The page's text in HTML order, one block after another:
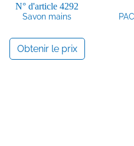
N° d'article 4292
Savon mains
Obtenir le prix